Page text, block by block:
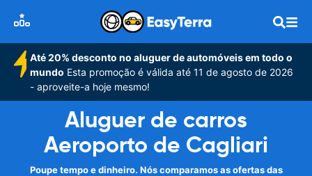
Até 20% desconto no aluguer de automóveis em todo o
mundo Esta promoção é válida até 11 de agosto de 2026
- aproveite-a hoje mesmo!
Aluguer de carros
Aeroporto de Cagliari
Poupe tempo e dinheiro. Nós comparamos as ofertas das